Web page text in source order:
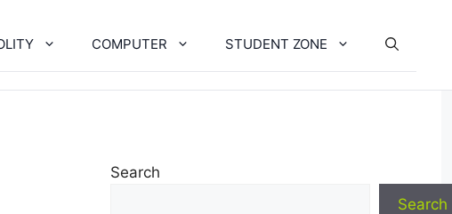
COMPUTER STUDENT ZONE
Search
Search